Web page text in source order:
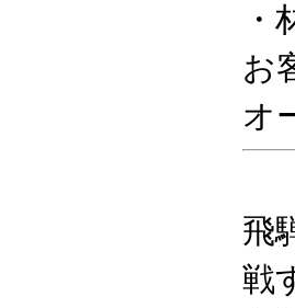
お
オ
飛
戦